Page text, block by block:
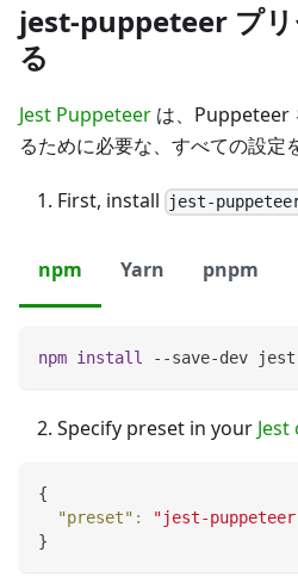
jest-puppeteer プリ
る
Jest Puppeteer は、Puppeteer
るために必要な、すべての設定
First, install jest-
npm Yarn pnpm
npm install --save-dev
Specify preset in your
{
"preset" :
"jest-
}